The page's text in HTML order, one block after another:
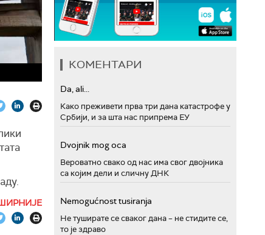
и
КОМЕНТАРИ
Da, ali...
Како преживети прва три дана катастрофе у
Србији, и за шта нас припрема ЕУ
Dvojnik mog oca
Вероватно свако од нас има свог двојника
са којим дели и сличну ДНК
Nemogućnost tusiranja
Не туширате се сваког дана – не стидите се,
то је здраво